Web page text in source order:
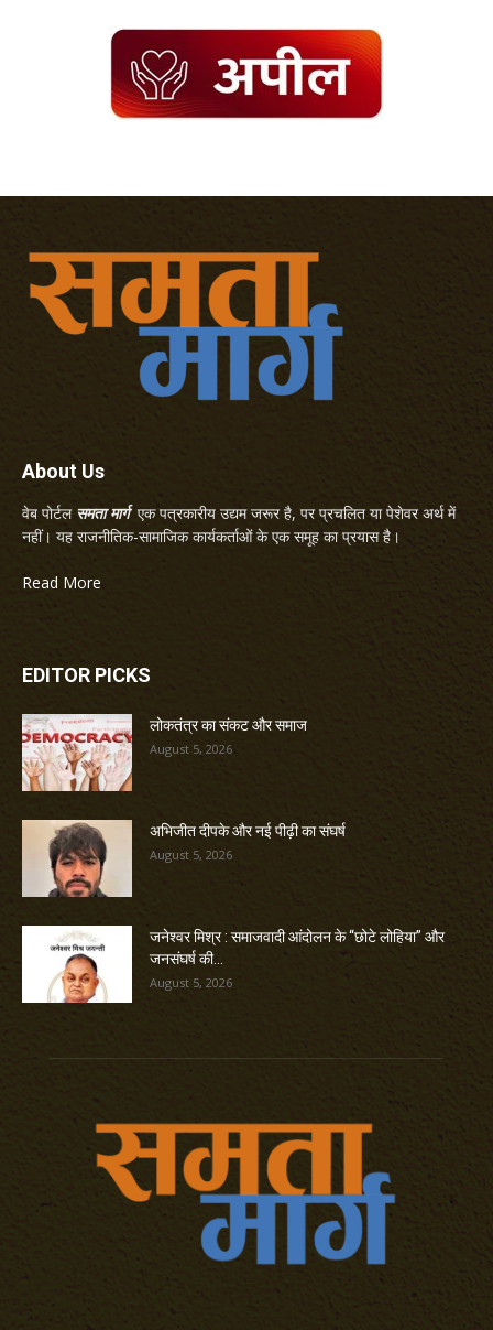
About Us
वेब पोर्टल समता मार्गएक पत्रकारीय उद्यम जरूर है, पर प्रचलित या पेशेवर अर्थ में
नहीं। यह राजनीतिक-सामाजिक कार्यकर्ताओं के एक समूह का प्रयास है।
Read More
EDITOR PICKS
लोकतंत्र का संकट और समाज
August 5, 2026
अभिजीत दीपके और नई पीढ़ी का संघर्ष
August 5, 2026
जनेश्वर मिश्र : समाजवादी आंदोलन के “छोटे लोहिया” और
जनसंघर्ष की...
August 5, 2026